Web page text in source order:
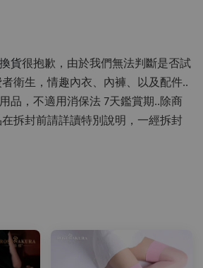
貨很抱歉，由於我們無法判斷是否試
衛生，情趣內衣、內褲、以及配件..
品，不適用消保法 7天鑑賞期..除商
拆封前請詳讀特別說明，一經拆封